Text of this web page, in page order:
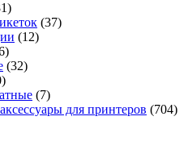
(37)
(12)
(32)
(7)
для принтеров (704)